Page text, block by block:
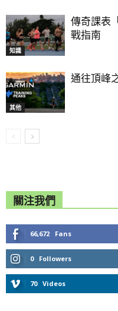
知識
傳奇課表
戰指南
其他
通往頂峰
關注我們
66,672 Fans
0 Followers
70 Videos